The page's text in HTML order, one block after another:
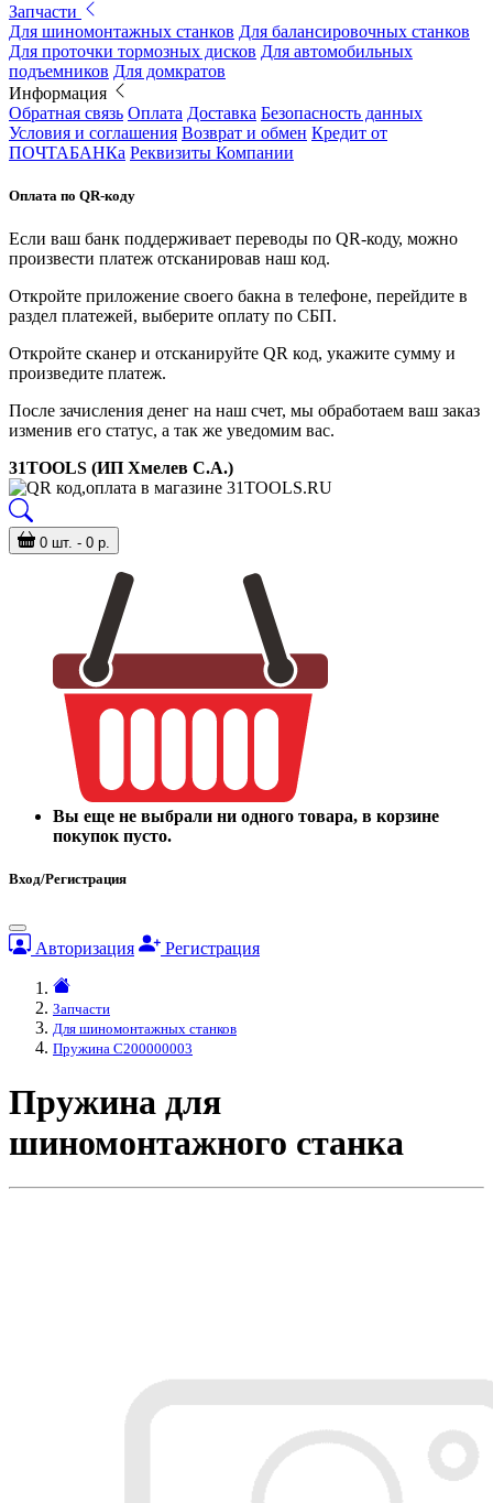
Запчасти
Для шиномонтажных станков Для балансировочных станков
Для проточки тормозных дисков Для автомобильных
подъемников Для домкратов
Информация
Обратная связь Оплата Доставка Безопасность данных
Условия и соглашения Возврат и обмен Кредит от
ПОЧТАБАНКа Реквизиты Компании
Оплата по QR-коду
Если ваш банк поддерживает переводы по QR-коду, можно
произвести платеж отсканировав наш код.
Откройте приложение своего бакна в телефоне, перейдите в
раздел платежей, выберите оплату по СБП.
Откройте сканер и отсканируйте QR код, укажите сумму и
произведите платеж.
После зачисления денег на наш счет, мы обработаем ваш заказ
изменив его статус, а так же уведомим вас.
31TOOLS (ИП Хмелев С.А.)
0 шт. - 0 р.
Вы еще не выбрали ни одного товара, в корзине
покупок пусто.
Вход/Регистрация
Авторизация Регистрация
Запчасти
Для шиномонтажных станков
Пружина C200000003
Пружина для
шиномонтажного станка